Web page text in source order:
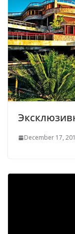
December 17,